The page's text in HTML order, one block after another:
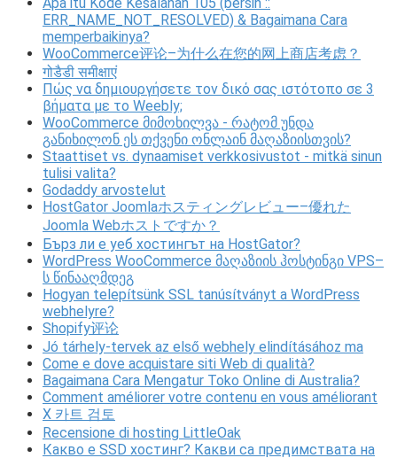
ERR_NAME_NOT_RESOLVED) & Bagaimana Cara
memperbaikinya?
WooCommerce评论–为什么在您的网上商店考虑？
गोडैडी समीक्षाएं
Πώς να δημιουργήσετε τον δικό σας ιστότοπο σε 3
βήματα με το Weebly;
WooCommerce მიმოხილვა - რატომ უნდა
განიხილონ ეს თქვენი ონლაინ მაღაზიისთვის?
Staattiset vs. dynaamiset verkkosivustot - mitkä sinun
tulisi valita?
Godaddy arvostelut
HostGator Joomlaホスティングレビュー–優れた
Joomla Webホストですか？
Бърз ли е уеб хостингът на HostGator?
WordPress WooCommerce მაღაზიის ჰოსტინგი VPS–
ს წინააღმდეგ
Hogyan telepítsünk SSL tanúsítványt a WordPress
webhelyre?
Shopify评论
Jó tárhely-tervek az első webhely elindításához ma
Come e dove acquistare siti Web di qualità?
Bagaimana Cara Mengatur Toko Online di Australia?
Comment améliorer votre contenu en vous améliorant
X 카트 검토
Recensione di hosting LittleOak
Какво е SSD хостинг? Какви са предимствата на